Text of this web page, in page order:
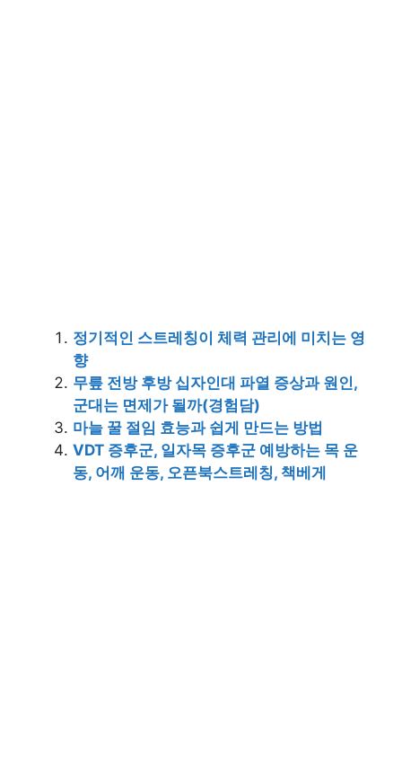
정기적인 스트레칭이 체력 관리에 미치는 영
향
무릎 전방 후방 십자인대 파열 증상과 원인,
군대는 면제가 될까(경험담)
마늘 꿀 절임 효능과 쉽게 만드는 방법
VDT 증후군, 일자목 증후군 예방하는 목 운
동, 어깨 운동, 오픈북스트레칭, 책베게